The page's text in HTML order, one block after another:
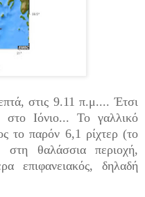
στις 9.11 π.μ.... Έτσι
Ιόνιο... Το γαλλικό
το παρόν 6,1 ρίχτερ (το
στη θαλάσσια περιοχή,
επιφανειακός, δηλαδή